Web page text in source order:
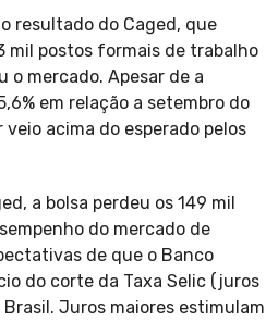
resultado do Caged, que
mil postos formais de trabalho
o mercado. Apesar de a
em relação a setembro do
acima do esperado pelos
a bolsa perdeu os 149 mil
do mercado de
de que o Banco
do corte da Taxa Selic (juros
Brasil. Juros maiores estimulam